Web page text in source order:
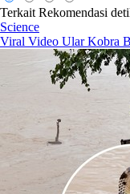
Terkait Rekomendasi
Science
Viral Video Ular Kobra